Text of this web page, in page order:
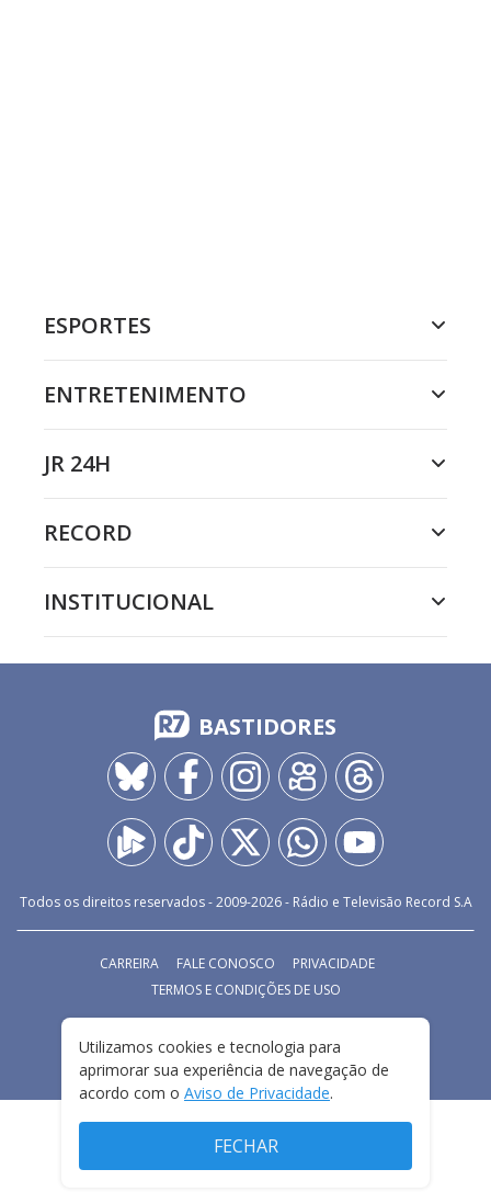
ESPORTES
ENTRETENIMENTO
JR 24H
RECORD
INSTITUCIONAL
BASTIDORES
Todos os direitos reservados - 2009-2026- Rádio e Televisão Record S.A
CARREIRA FALE CONOSCO
PRIVACIDADE
TERMOS E CONDIÇÕES DE USO
Utilizamos cookies e tecnologia para
aprimorar sua experiência de navegação de
acordo com o Aviso de Privacidade.
FECHAR